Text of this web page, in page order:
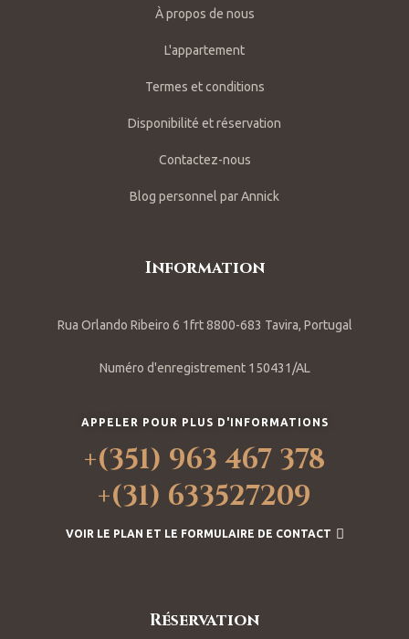
À propos de nous
L'appartement
Termes et conditions
Disponibilité et réservation
Contactez-nous
Blog personnel par Annick
Information
Rua Orlando Ribeiro 6 1frt 8800-683 Tavira, Portugal
Numéro d'enregistrement 150431/AL
APPELER POUR PLUS D'INFORMATIONS
+(351) 963 467 378
+(31) 633527209
VOIR LE PLAN ET LE FORMULAIRE DE CONTACT
Réservation